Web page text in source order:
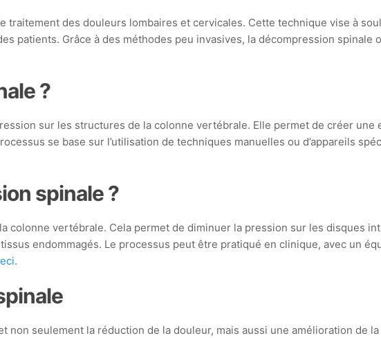
des douleurs lombaires et cervicales. Cette technique vise à
patients. Grâce à des méthodes peu invasives, la décompression spinale
?
sur les structures de la colonne vertébrale. Elle permet de créer une
se base sur l’utilisation de techniques manuelles ou d’appareils
spinale ?
colonne vertébrale. Cela permet de diminuer la pression sur les disques
endommagés. Le processus peut être pratiqué en clinique, avec un
.
non seulement la réduction de la douleur, mais aussi une amélioration de